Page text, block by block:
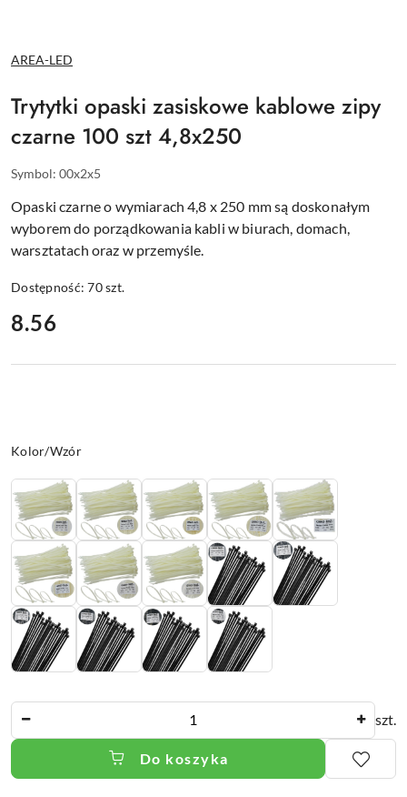
NAZWA
PRODUCENTA:
AREA-LED
Trytytki opaski zasiskowe kablowe zipy
czarne 100 szt 4,8x250
Symbol: 00x2x5
Opaski czarne o wymiarach 4,8 x 250 mm są doskonałym
wyborem do porządkowania kabli w biurach, domach,
warsztatach oraz w przemyśle.
Dostępność:70szt.
cena:
8.56
Wariant
Kolor/Wzór
szt.
Do koszyka